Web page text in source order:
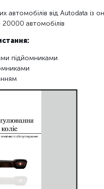
автомобілів від Autodata із
20000 автомобілів
підйомниками